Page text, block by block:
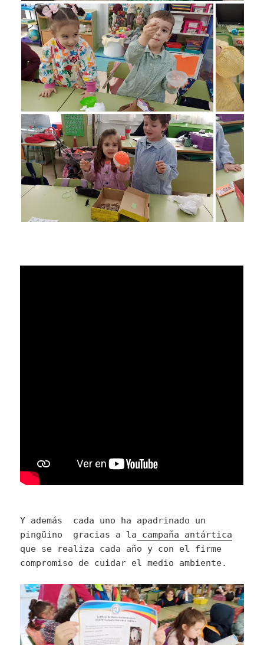
Y además cada uno ha apadrinado un
pingüino gracias a la campaña antártica
que se realiza cada año y con el firme
compromiso de cuidar el medio ambiente.